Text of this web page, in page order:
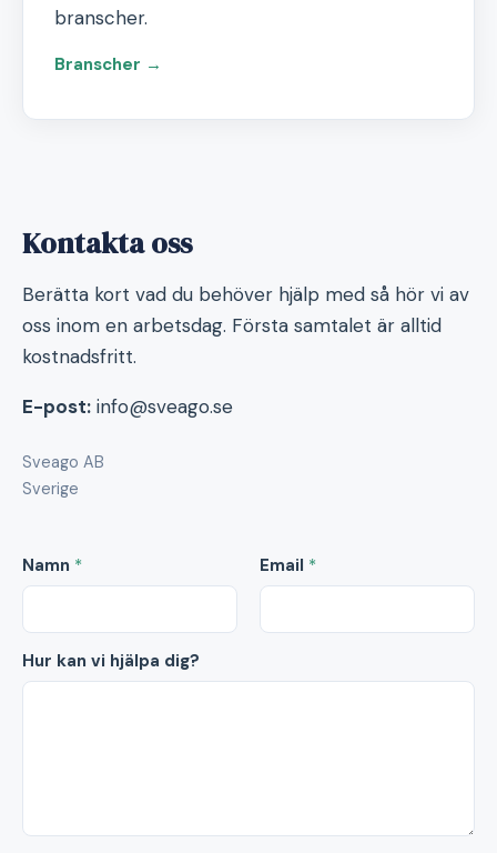
branscher.
Branscher →
Kontakta oss
Berätta kort vad du behöver hjälp med så hör vi av
oss inom en arbetsdag. Första samtalet är alltid
kostnadsfritt.
E-post: info@sveago.se
Sveago AB
Sverige
Namn * Email *
Hur kan vi hjälpa dig?